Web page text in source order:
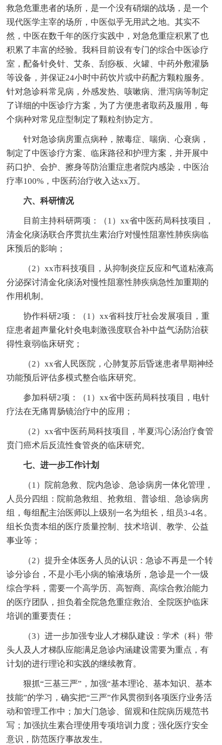
救急危重患者的场所，是一个没有硝烟的战场，是一个
现代医学主宰的场所，中医似乎无用武之地。其实不
然，中医在数千年的医疗实践中，对急危重症积累了也
积累了丰富的经验。我科目前设有专门的综合中医诊疗
室，配备针灸针、艾条、刮痧板、火罐、中药外敷灌肠
等设备，并保证24小时中药饮片或中药配方颗粒服务。
针对急诊科常见病，外感发热、咳嗽病、泄泻病等制定
了详细的中医诊疗方案，为了方便患者取药及服用，每
个病种对常见症型制定了颗粒剂协定方。
针对急诊病房重点病种，脓毒症、喘病、心衰病，
制定了中医诊疗方案、临床路径和护理方案，并开展中
药口护、会护、擦身等防治重症患者院内感染，中医治
疗率100%，中医药治疗收入达xx万。
六、科研情况
目前主持科研两项：（1）xx省中医药局科技项目，
清金化痰汤联合序贯抗生素治疗对慢性阻塞性肺疾病临
床预后的影响；
（2）xx市科技项目，从抑制炎症反应和气道粘液高
分泌探讨清金化痰汤对慢性阻塞性肺疾病急性加重期的
作用机制。
协作科研2项：（1）xx省科技厅社会发展项目，重
症患者超声量化针灸电刺激强度联合补中益气汤防治获
得性衰弱临床研究；
（2）xx省人民医院，心肺复苏后昏迷患者早期神经
功能预后评估多模式整合临床研究。
参加科研2项：（1）xx省中医药局科技项目，电针
疗法在无痛胃肠镜治疗中的应用；
（2）xx省中医药局科技项目，半夏泻心汤治疗食管
贲门癌术后反流性食管炎的临床研究。
七、进一步工作计划
（1）院前急救、院内急诊、急诊病房一体化管理，
人员分四组：院前急救组、抢救组、普诊组、急诊病房
组，每组配主治医师以上级别一名为组长，组员3-4名。
组长负责本组的医疗质量控制、技术培训、教学、公益
事业等；
（2）提升全体医务人员的认识：急诊不再是一个转
诊分诊台，不是小毛小病的输液场所，急诊是一个一级
综合学科，需要一个高学历、高智商、高综合救治能力
的医疗团队，担负着全院急危重症救治、全院医护临床
培训的重要责任；
（3）进一步加强专业人才梯队建设：学术（科）带
头人及人才梯队应能满足急诊内涵建设需要为重点，有
计划的进行理论和实践的继续教育。
狠抓“三基三严”，加强“基本理论、基本知识、基本
技能”的学习，确实把“三严”作风贯彻到各项医疗业务活
动和管理工作中；加大门急诊、留观和住院病历规范书
写；加强抗生素合理使用专项培训力度；强化医疗安全
意识，防范医疗事故发生。